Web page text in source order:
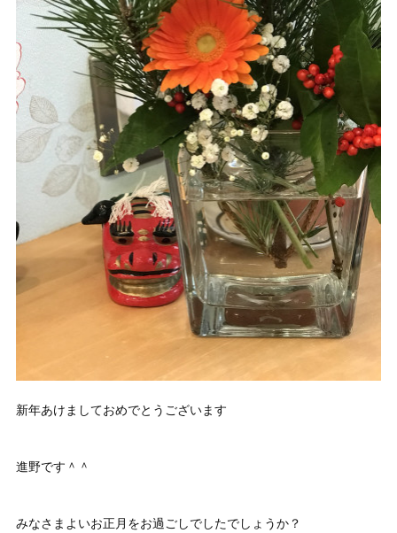
新年あけましておめでとうございます
進野です＾＾
みなさまよいお正月をお過ごしでしたでしょうか？